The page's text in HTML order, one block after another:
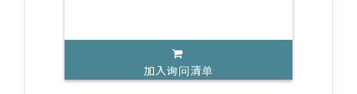
加入询问清单